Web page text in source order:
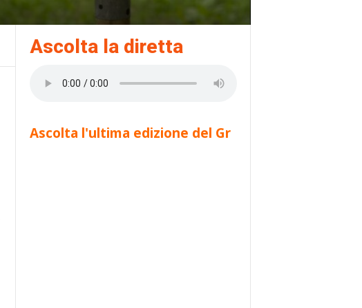
Ascolta la diretta
Ascolta l'ultima edizione del Gr